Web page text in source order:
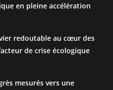
en pleine accélération
redoutable au cœur des
de crise écologique
mesurés vers une